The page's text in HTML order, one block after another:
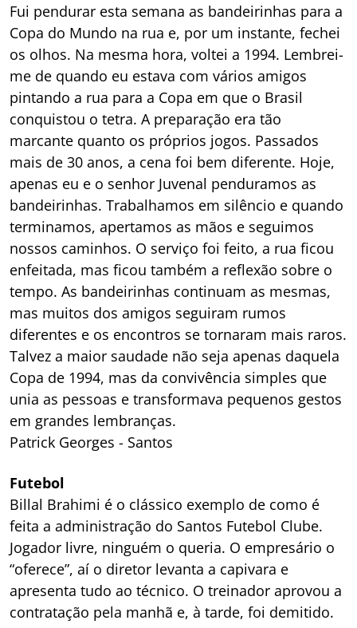
Fui pendurar esta semana as bandeirinhas para a
Copa do Mundo na rua e, por um instante, fechei
os olhos. Na mesma hora, voltei a 1994. Lembrei-
me de quando eu estava com vários amigos
pintando a rua para a Copa em que o Brasil
conquistou o tetra. A preparação era tão
marcante quanto os próprios jogos. Passados
mais de 30 anos, a cena foi bem diferente. Hoje,
apenas eu e o senhor Juvenal penduramos as
bandeirinhas. Trabalhamos em silêncio e quando
terminamos, apertamos as mãos e seguimos
nossos caminhos. O serviço foi feito, a rua ficou
enfeitada, mas ficou também a reflexão sobre o
tempo. As bandeirinhas continuam as mesmas,
mas muitos dos amigos seguiram rumos
diferentes e os encontros se tornaram mais raros.
Talvez a maior saudade não seja apenas daquela
Copa de 1994, mas da convivência simples que
unia as pessoas e transformava pequenos gestos
em grandes lembranças.
Patrick Georges - Santos
Futebol
Billal Brahimi é o clássico exemplo de como é
feita a administração do Santos Futebol Clube.
Jogador livre, ninguém o queria. O empresário o
“oferece”, aí o diretor levanta a capivara e
apresenta tudo ao técnico. O treinador aprovou a
contratação pela manhã e, à tarde, foi demitido.